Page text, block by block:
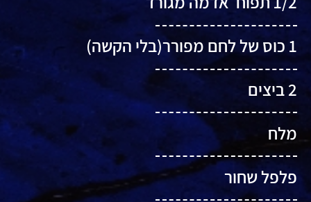
1 כוס של לחם מפורר(בלי הקשה)
2 ביצים
מלח
פלפל שחור